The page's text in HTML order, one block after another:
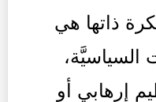
ذاتها هي
السياسيَّة،
إرهابي أو